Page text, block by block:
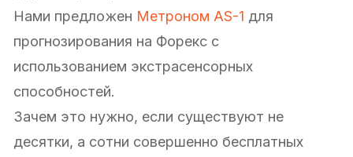
Нами предложен Метроном AS-1 для
прогнозирования на Форекс с
использованием экстрасенсорных
способностей.
Зачем это нужно, если существуют не
десятки, а сотни совершенно бесплатных